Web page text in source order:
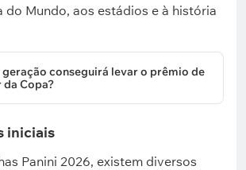
do Mundo, aos estádios e à história
geração conseguirá levar o prêmio de
da Copa?
iniciais
Panini 2026, existem diversos